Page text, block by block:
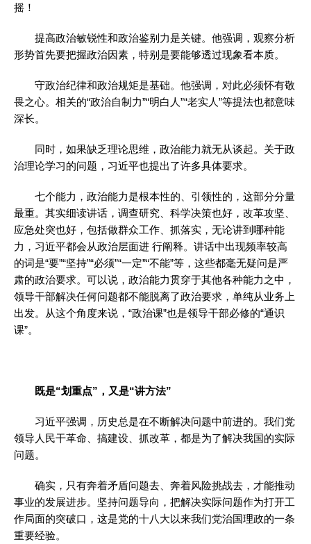
摇！
提高政治敏锐性和政治鉴别力是关键。他强调，观察分析
形势首先要把握政治因素，特别是要能够透过现象看本质。
守政治纪律和政治规矩是基础。他强调，对此必须怀有敬
畏之心。相关的“政治自制力”“明白人”“老实人”等提法也都意味
深长。
同时，如果缺乏理论思维，政治能力就无从谈起。关于政
治理论学习的问题，习近平也提出了许多具体要求。
七个能力，政治能力是根本性的、引领性的，这部分分量
最重。其实细读讲话，调查研究、科学决策也好，改革攻坚、
应急处突也好，包括做群众工作、抓落实，无论讲到哪种能
力，习近平都会从政治层面进 行阐释。讲话中出现频率较高
的词是“要”“坚持”“必须”“一定”“不能”等，这些都毫无疑问是严
肃的政治要求。可以说，政治能力贯穿于其他各种能力之中，
领导干部解决任何问题都不能脱离了政治要求，单纯从业务上
出发。从这个角度来说，“政治课”也是领导干部必修的“通识
课”。
既是“划重点”，又是“讲方法”
习近平强调，历史总是在不断解决问题中前进的。我们党
领导人民干革命、搞建设、抓改革，都是为了解决我国的实际
问题。
确实，只有奔着矛盾问题去、奔着风险挑战去，才能推动
事业的发展进步。坚持问题导向，把解决实际问题作为打开工
作局面的突破口，这是党的十八大以来我们党治国理政的一条
重要经验。